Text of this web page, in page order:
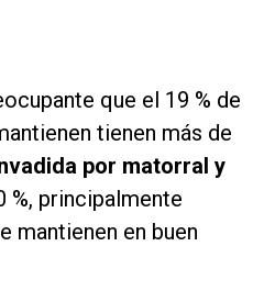
que el 19 % de
tienen más de
por matorral y
%, principalmente
mantienen en buen